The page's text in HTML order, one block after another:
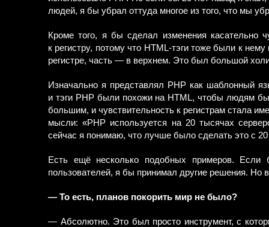
людей, я бы убрал оттуда многое из того, что мы
Кроме того, я бы сделал изменения касательно
к регистру, потому что HTML-тэги тоже были к
регистре, часть — в верхнем. Это был большой
Изначально я представлял PHP как шаблонный
и тэги PHP были похожи на HTML, чтобы людям
большим, и чувствительность к регистрам стала
мысли: «PHP используется на 20 тысячах
сейчас я понимаю, что лучше было сделать это с
Есть ещё несколько подобных примеров.
пользователей, я бы принимал другие решения. Но
— То есть, планов покорить мир не было?
— Абсолютно. Это был просто инструмент, с